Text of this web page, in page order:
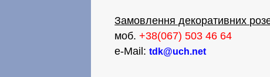
Замовлення декоративних
моб.+38(067) 503 46 64
e-Mail:tdk@uch.net